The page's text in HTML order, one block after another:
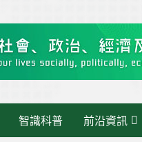
智識科普 前沿資訊